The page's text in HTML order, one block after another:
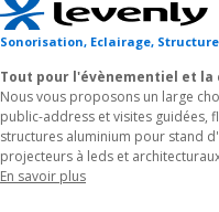
Sonorisation, Eclairage,
Tout pour l'évènementiel et la
Nous vous proposons un large
public-address et visites guidées,
structures aluminium pour stand
projecteurs à leds et
En savoir plus